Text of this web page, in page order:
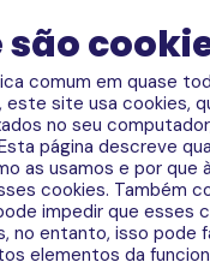
são
comum em quase
este site usa cookies,
no seu
página descreve
as usamos e por que
cookies. Também
impedir que esses
no entanto, isso pode
elementos da